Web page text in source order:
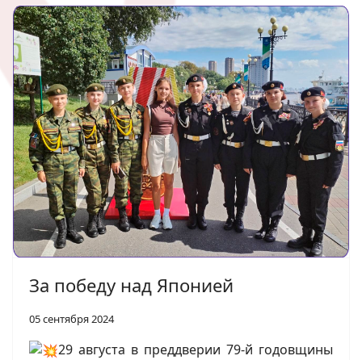
За победу над Японией
05 сентября 2024
29 августа в преддверии 79-й годовщины